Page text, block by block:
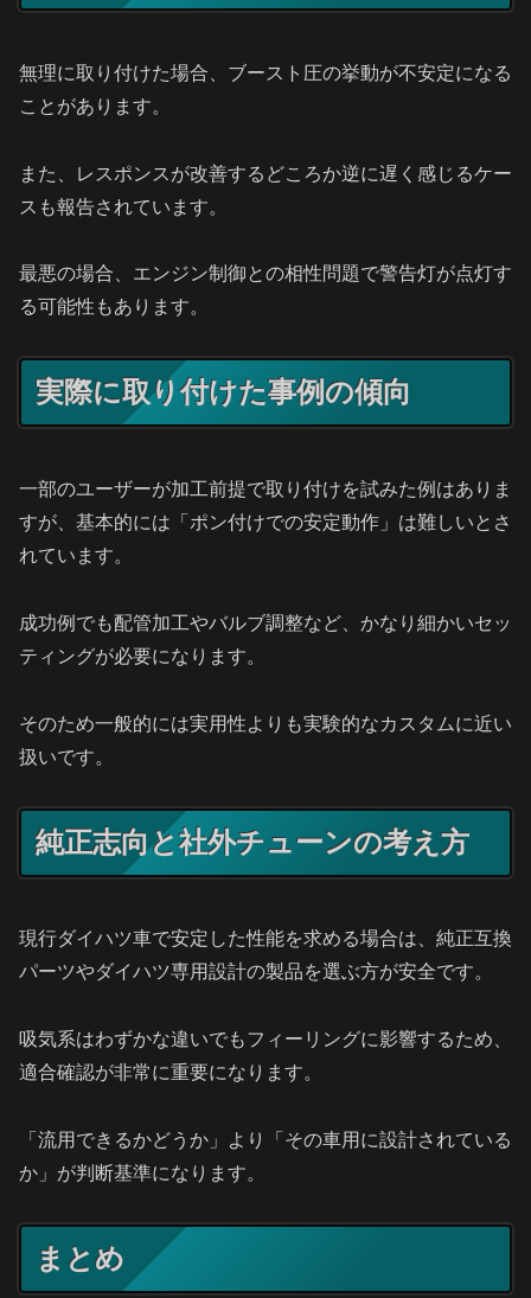
無理に取り付けた場合、ブースト圧の挙動が不安定になる
ことがあります。
また、レスポンスが改善するどころか逆に遅く感じるケー
スも報告されています。
最悪の場合、エンジン制御との相性問題で警告灯が点灯す
る可能性もあります。
実際に取り付けた事例の傾向
一部のユーザーが加工前提で取り付けを試みた例はありま
すが、基本的には「ポン付けでの安定動作」は難しいとさ
れています。
成功例でも配管加工やバルブ調整など、かなり細かいセッ
ティングが必要になります。
そのため一般的には実用性よりも実験的なカスタムに近い
扱いです。
純正志向と社外チューンの考え方
現行ダイハツ車で安定した性能を求める場合は、純正互換
パーツやダイハツ専用設計の製品を選ぶ方が安全です。
吸気系はわずかな違いでもフィーリングに影響するため、
適合確認が非常に重要になります。
「流用できるかどうか」より「その車用に設計されている
か」が判断基準になります。
まとめ